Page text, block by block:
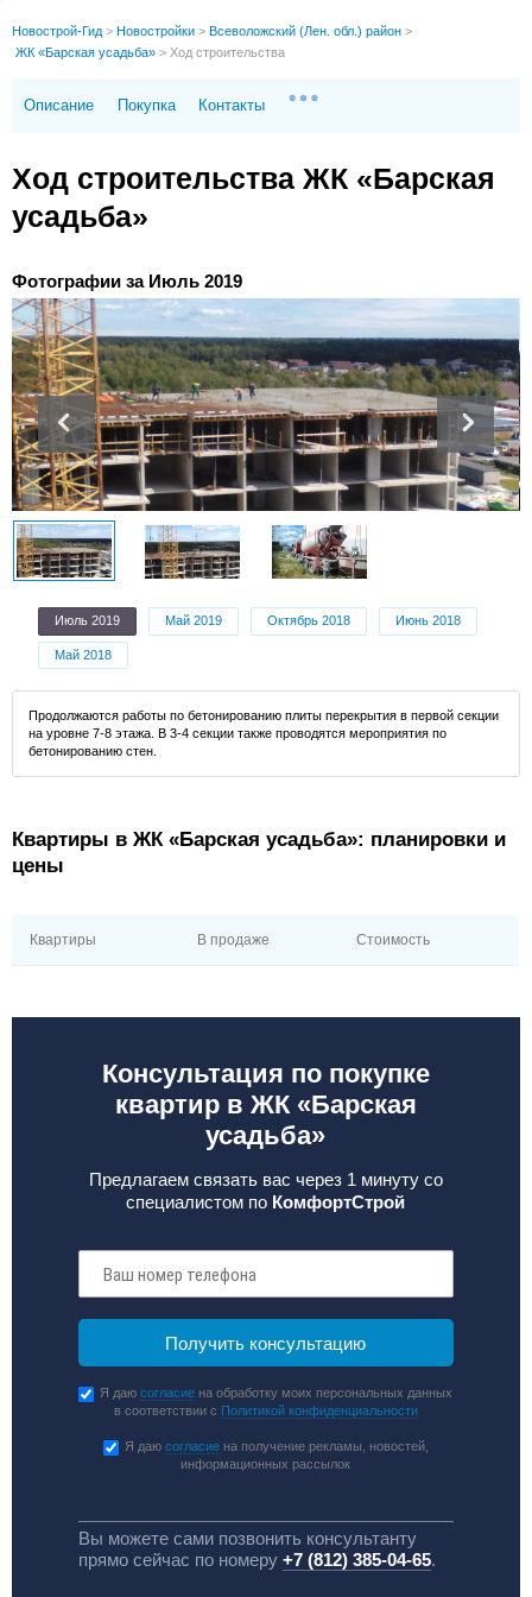
Новострой-Гид > Новостройки > Всеволожский (Лен. обл.) район >
ЖК «Барская усадьба» > Ход строительства
Описание Покупка Контакты
Ход строительства ЖК «Барская
усадьба»
Фотографии за Июль 2019
Июль 2019 Май 2019 Октябрь 2018 Июнь 2018
Май 2018
Продолжаются работы по бетонированию плиты перекрытия в первой секции
на уровне 7-8 этажа. В 3-4 секции также проводятся мероприятия по
бетонированию стен.
Квартиры в ЖК «Барская усадьба»: планировки и
цены
Квартиры В продаже Стоимость
Консультация по покупке
квартир в ЖК «Барская
усадьба»
Предлагаем связать вас через 1 минуту со
специалистом по КомфортСтрой
Я даюсогласие на обработку моих персональных данных
в соответствии с Политикой конфиденциальности
Я даю согласиена получение рекламы, новостей,
информационных рассылок
Вы можете сами позвонить консультанту
прямо сейчас по номеру +7 (812) 385-04-65.